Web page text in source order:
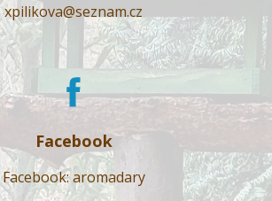
xpilikova@seznam.cz
Facebook
Facebook: aromadary